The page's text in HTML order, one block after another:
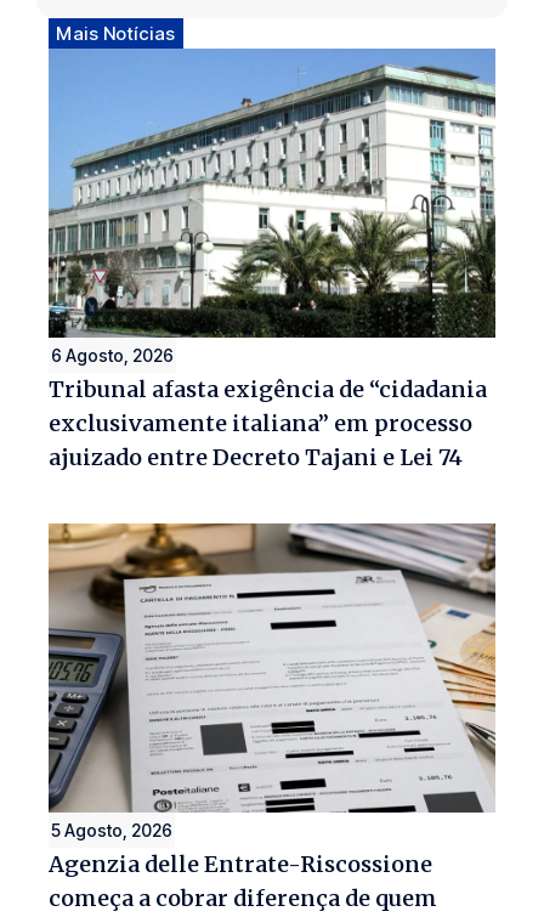
Mais Notícias
6 Agosto, 2026
Tribunal afasta exigência de “cidadania
exclusivamente italiana” em processo
ajuizado entre Decreto Tajani e Lei 74
5 Agosto, 2026
Agenzia delle Entrate-Riscossione
começa a cobrar diferença de quem